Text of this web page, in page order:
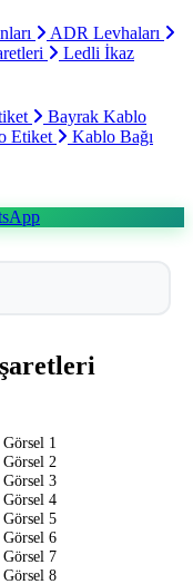
ADR Levhaları
Ledli İkaz
Bayrak Kablo
Etiket
Kablo Bağı